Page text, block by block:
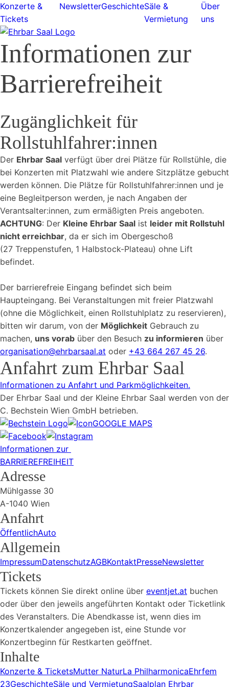
Konzerte &
Tickets
NewsletterGeschichteSäle &
Vermietung
Über
uns
Informationen zur
Barrierefreiheit
Zugänglichkeit für
Rollstuhlfahrer:innen
Der Ehrbar Saal verfügt über drei Plätze für Rollstühle, die
bei Konzerten mit Platzwahl wie andere Sitzplätze gebucht
werden können. Die Plätze für Rollstuhlfahrer:innen und je
eine Begleitperson werden, je nach Angaben der
Verantsalter:innen, zum ermäßigten Preis angeboten.
ACHTUNG: Der Kleine Ehrbar Saal ist leider mit Rollstuhl
nicht erreichbar, da er sich im Obergeschoß
(27 Treppenstufen, 1 Halbstock-Plateau) ohne Lift
befindet.
Der barrierefreie Eingang befindet sich beim
Haupteingang. Bei Veranstaltungen mit freier Platzwahl
(ohne die Möglichkeit, einen Rollstuhlplatz zu reservieren),
bitten wir darum, von der Möglichkeit Gebrauch zu
machen, uns vorab über den Besuch zu informieren über
organisation@ehrbarsaal.at oder +43 664 267 45 26.
Anfahrt zum Ehrbar Saal
Informationen zu Anfahrt und Parkmöglichkeiten.
Der Ehrbar Saal und der Kleine Ehrbar Saal werden von der
C. Bechstein Wien GmbH betrieben.
GOOGLE MAPS
Informationen zur
BARRIEREFREIHEIT
Adresse
Mühlgasse 30
A-1040 Wien
Anfahrt
ÖffentlichAuto
Allgemein
ImpressumDatenschutzAGBKontaktPresseNewsletter
Tickets
Tickets können Sie direkt online über eventjet.at buchen
oder über den jeweils angeführten Kontakt oder Ticketlink
des Veranstalters. Die Abendkasse ist, wenn dies im
Konzertkalender angegeben ist, eine Stunde vor
Konzertbeginn für Restkarten geöffnet.
Inhalte
Konzerte & TicketsMutter NaturLa PhilharmonicaEhrfem
23GeschichteSäle und VermietungSaalplan Ehrbar